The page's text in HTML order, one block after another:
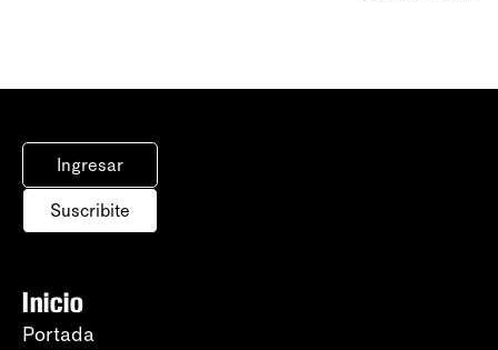
Ingresar
Suscribite
Inicio
Portada